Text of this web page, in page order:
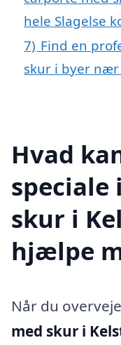
hele Slagelse
7) Find en
skur i byer
Hvad
speciale
skur i
hjælpe
Når du
med skur i